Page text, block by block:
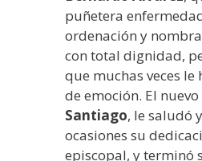
puñetera
ordenación y
con total dignidad,
que muchas veces
de emoción. El
Santiago, le saludó
ocasiones su
episcopal, y terminó